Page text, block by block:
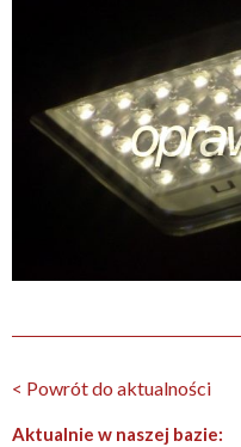
< Powrót do aktualności
Aktualnie w naszej bazie: